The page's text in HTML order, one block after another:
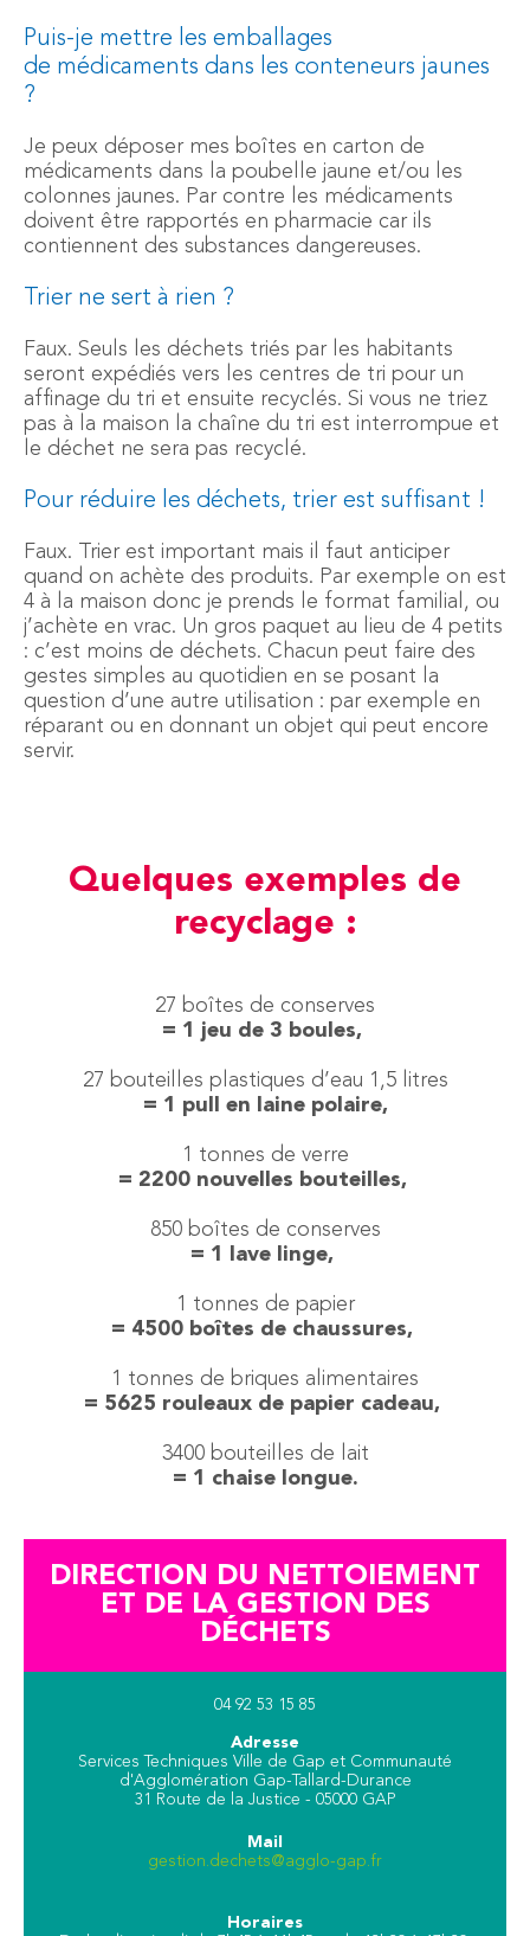
Puis-je mettre les emballages
de médicaments dans les conteneurs jaunes
?
Je peux déposer mes boîtes en carton de
médicaments dans la poubelle jaune et/ou les
colonnes jaunes. Par contre les médicaments
doivent être rapportés en pharmacie car ils
contiennent des substances dangereuses.
Trier ne sert à rien ?
Faux. Seuls les déchets triés par les habitants
seront expédiés vers les centres de tri pour un
affinage du tri et ensuite recyclés. Si vous ne triez
pas à la maison la chaîne du tri est interrompue et
le déchet ne sera pas recyclé.
Pour réduire les déchets, trier est suffisant !
Faux. Trier est important mais il faut anticiper
quand on achète des produits. Par exemple on est
4 à la maison donc je prends le format familial, ou
j’achète en vrac. Un gros paquet au lieu de 4 petits
: c’est moins de déchets. Chacun peut faire des
gestes simples au quotidien en se posant la
question d’une autre utilisation : par exemple en
réparant ou en donnant un objet qui peut encore
servir.
Quelques exemples de
recyclage :
27 boîtes de conserves
= 1 jeu de 3 boules,
27 bouteilles plastiques d’eau 1,5 litres
= 1 pull en laine polaire,
1 tonnes de verre
= 2200 nouvelles bouteilles,
850 boîtes de conserves
= 1 lave linge,
1 tonnes de papier
= 4500 boîtes de chaussures,
1 tonnes de briques alimentaires
= 5625 rouleaux de papier cadeau,
​​​​​​​3400 bouteilles de lait
= 1 chaise longue.
DIRECTION DU NETTOIEMENT
ET DE LA GESTION DES
DÉCHETS
04 92 53 15 85
Adresse
Services Techniques Ville de Gap et Communauté
d'Agglomération Gap-Tallard-Durance
31 Route de la Justice - 05000 GAP
Mail
gestion.dechets@agglo-gap.fr
Horaires